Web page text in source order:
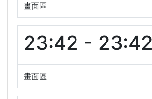
畫面區
23:42 - 23:42
畫面區